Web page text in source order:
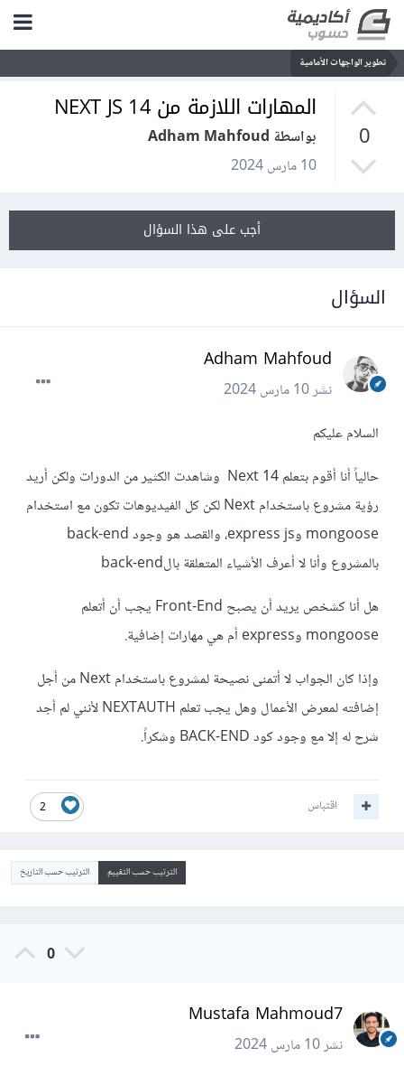
تطوير الواجهات الأمامية
0
المهارات اللازمة من NEXT JS 14
بواسطة Adham Mahfoud
10 مارس 2024
أجب على هذا السؤال
السؤال
Adham Mahfoud
نشر10 مارس 2024
السلام عليكم
حالياً أنا أقوم بتعلم Next 14 وشاهدت الكثير من الدورات ولكن أريد
رؤية مشروع باستخدام Next لكن كل الفيديوهات تكون مع استخدام
mongoose وexpress js، والقصد هو وجود back-end
بالمشروع وأنا لا أعرف الأشياء المتعلقة بالback-end
هل أنا كشخص يريد أن يصبح Front-End يجب أن أتعلم
mongoose وexpress أم هي مهارات إضافية.
وإذا كان الجواب لا أتمنى نصيحة لمشروع باستخدام Next من أجل
إضافته لمعرض الأعمال وهل يجب تعلم NEXTAUTH لأنني لم أجد
شرح له إلا مع وجود كود BACK-END وشكراً.
2 اقتباس
الترتيب حسب التقييم الترتيب حسب التاريخ
0
Mustafa Mahmoud7
نشر10 مارس 2024